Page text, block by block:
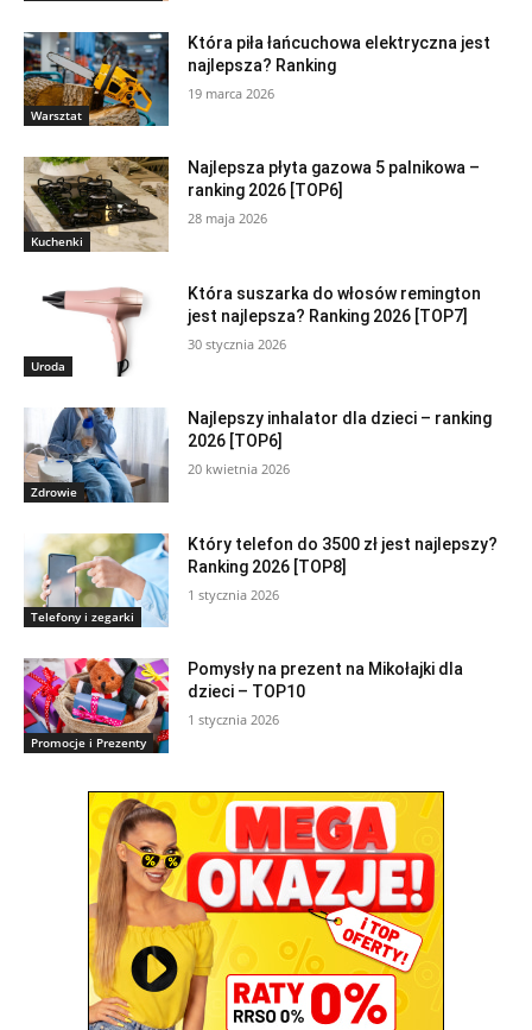
Warsztat
Która piła łańcuchowa elektryczna jest
najlepsza? Ranking
19 marca 2026
Kuchenki
Najlepsza płyta gazowa 5 palnikowa –
ranking 2026 [TOP6]
28 maja 2026
Uroda
Która suszarka do włosów remington
jest najlepsza? Ranking 2026 [TOP7]
30 stycznia 2026
Zdrowie
Najlepszy inhalator dla dzieci – ranking
2026 [TOP6]
20 kwietnia 2026
Telefony i zegarki
Który telefon do 3500 zł jest najlepszy?
Ranking 2026 [TOP8]
1 stycznia 2026
Promocje i Prezenty
Pomysły na prezent na Mikołajki dla
dzieci – TOP10
1 stycznia 2026